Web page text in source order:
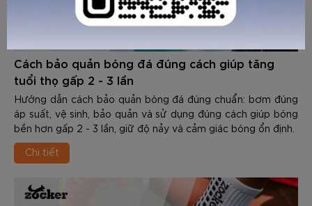
Cách bảo quản bóng đá đúng cách giúp tăng
tuổi thọ gấp 2 - 3 lần
Hướng dẫn cách bảo quản bóng đá đúng chuẩn: bơm đúng
áp suất, vệ sinh, bảo quản và sử dụng đúng cách giúp bóng
bền hơn gấp 2 - 3 lần, giữ độ nảy và cảm giác bóng ổn định.
Chi tiết